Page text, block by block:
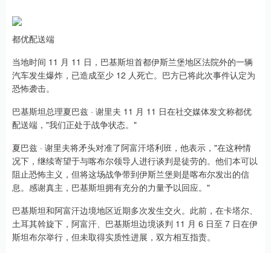
都优配送端
当地时间 11 月 11 日，巴基斯坦首都伊斯兰堡地区法院外的一辆
汽车发生爆炸，已造成至少 12 人死亡。巴方已将此次事件认定为
恐怖袭击。
巴基斯坦总理夏巴兹 · 谢里夫 11 月 11 日在社交媒体发文称都优
配送端，"我们正处于战争状态。"
夏巴兹 · 谢里夫将矛头对准了阿富汗塔利班，他表示，"在这种情
况下，继续寄望于与喀布尔领导人进行谈判是徒劳的。他们本可以
阻止恐怖主义，但将这场战争带到伊斯兰堡则是喀布尔发出的信
息。感谢真主，巴基斯坦拥有充分的力量予以回应。"
巴基斯坦和阿富汗边境地区近期多次发生交火。此前，在卡塔尔、
土耳其斡旋下，阿富汗、巴基斯坦边境谈判 11 月 6 日至 7 日在伊
斯坦布尔举行，但未取得实质性进展，双方相互指责。